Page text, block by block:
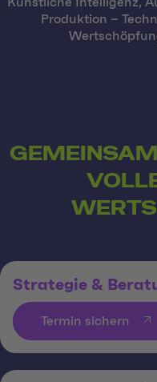
Produktion –
Strategie &
Termin sichern